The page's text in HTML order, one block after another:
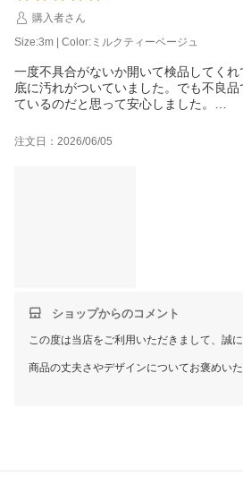
購入者さん
Size:3m | Color:ミルクティーベージュ
一度不具合がないか開いて検品してくれ
底に汚れがついていました。でも不良
ているのだと思って安心しました。
重さは本当に重いです。台風で暴風が
でした（笑）女性1人では持てません。
変。家の中に片付けて置けるようなとこ
注文日：2026/06/05
ショップからのコメント
この度は当店をご利用いただきまして、誠
商品の丈夫さやデザインについてお褒めい
申し訳ございませんでした。本商品は製造
汚れが付着する場合がある旨を商品ページ